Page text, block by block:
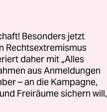
Euro
Besonders jetzt
Rechtsextremismus
daher mit „Alles
aus Anmeldungen
– an die Kampagne,
Freiräume sichern will,